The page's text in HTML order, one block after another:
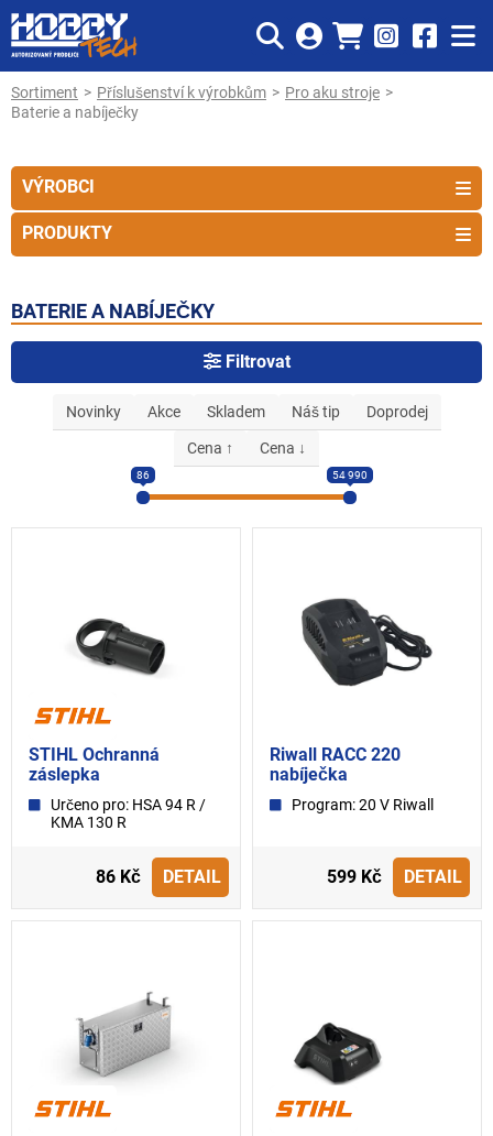
Sortiment Příslušenství k výrobkům
Pro aku stroje
Baterie a nabíječky
VÝROBCI
PRODUKTY
BATERIE A NABÍJEČKY
Filtrovat
Novinky Akce Skladem Náš tip Doprodej
Cena ↑ Cena ↓
86 54 990
STIHL Ochranná
záslepka
Určeno pro: HSA 94 R /
KMA 130 R
86 Kč DETAIL
Riwall RACC 220
nabíječka
Program: 20 V Riwall
599 Kč DETAIL